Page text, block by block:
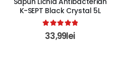
K-SEPT Black Crystal 5L
5.00out of 5
33,99lei